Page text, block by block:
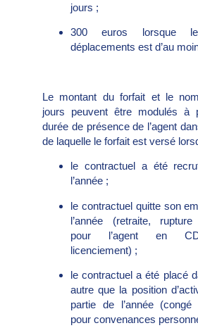
jours ;
300 euros lorsque
déplacements est d’au
Le montant du forfait et le
jours peuvent être modulés à
durée de présence de l’agent
de laquelle le forfait est versé
le contractuel a été
l’année ;
le contractuel quitte son
l’année (retraite, rupture
pour l’agent en
licenciement) ;
le contractuel a été placé
autre que la position
partie de l’année (congé
pour convenances